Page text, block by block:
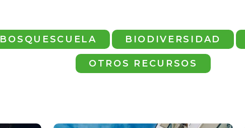
BOSQUESCUELA BIODIVERSIDAD
OTROS RECURSOS